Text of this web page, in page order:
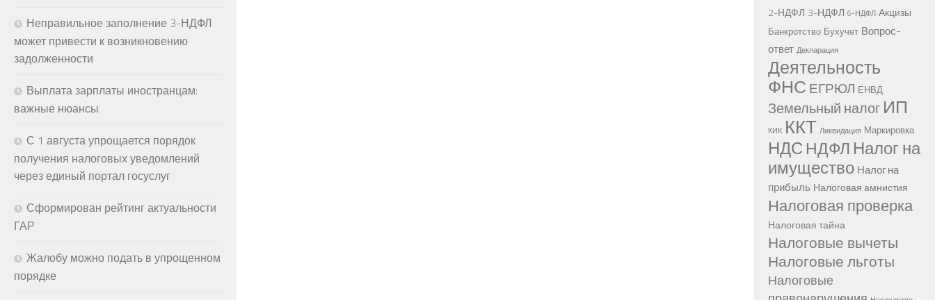
Неправильное заполнение 3-НДФЛ
может привести к возникновению
задолженности
Выплата зарплаты иностранцам:
важные нюансы
С 1 августа упрощается порядок
получения налоговых уведомлений
через единый портал госуслуг
Сформирован рейтинг актуальности
ГАР
Жалобу можно подать в упрощенном
порядке
2-НДФЛ 3-НДФЛ 6-НДФЛ Акцизы
Банкротство Бухучет Вопрос-
ответ Декларация
Деятельность
ФНС ЕГРЮЛ ЕНВД
Земельный налог ИП
КИК ККТ Ликвидация Маркировка
НДС НДФЛ Налог на
имущество Налог на
прибыль Налоговая амнистия
Налоговая проверка
Налоговая тайна
Налоговые вычеты
Налоговые льготы
Налоговые